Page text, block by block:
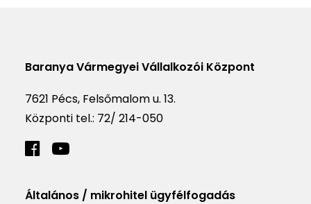
Baranya Vármegyei Vállalkozói Központ
7621 Pécs, Felsőmalom u. 13.
Központi tel.: 72/ 214-050
Általános / mikrohitel ügyfélfogadás